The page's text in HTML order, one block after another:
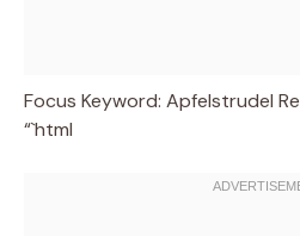
Focus Keyword: Apfelstrudel
“`html